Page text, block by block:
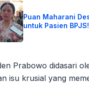
Puan Maharani
untuk Pasien BPJS!
Prabowo didasari
isu krusial yang